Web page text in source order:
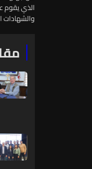
الذي يقوم
والشهادات